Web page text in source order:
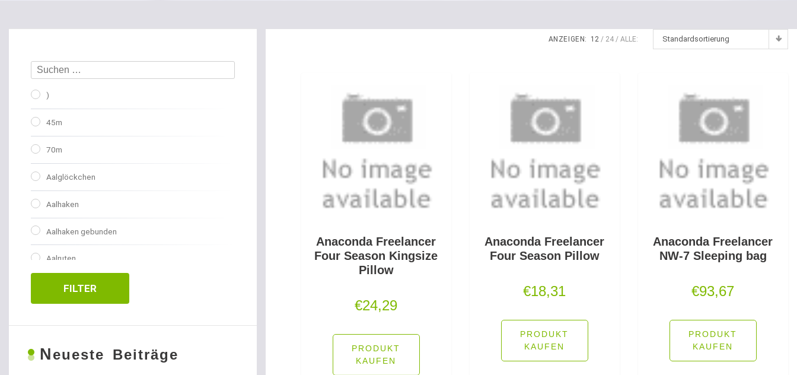
Standardsortierung
ANZEIGEN: 12 24 ALLE:
Anaconda Freelancer
Four Season Kingsize
Pillow
€24,29
PRODUKT
KAUFEN
Anaconda Freelancer
Four Season Pillow
€18,31
PRODUKT
KAUFEN
Anaconda Freelancer
NW-7 Sleeping bag
€93,67
PRODUKT
KAUFEN
)
45m
70m
Aalglöckchen
Aalhaken
Aalhaken gebunden
Aalruten
Abhakmatten
FILTER
Neueste Beiträge